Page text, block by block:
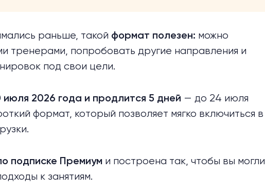
раньше, такой формат полезен: можно
тренерами, попробовать другие направления и
под свои цели.
июля 2026 года и продлится 5 дней — до 24 июля
формат, который позволяет мягко включиться в
подписке Премиум и построена так, чтобы вы могли
к занятиям.